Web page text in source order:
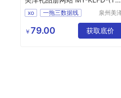
283
xo
一拖三数据线
礼品册网站
泉州美
公司
￥ 79.00 获取底价